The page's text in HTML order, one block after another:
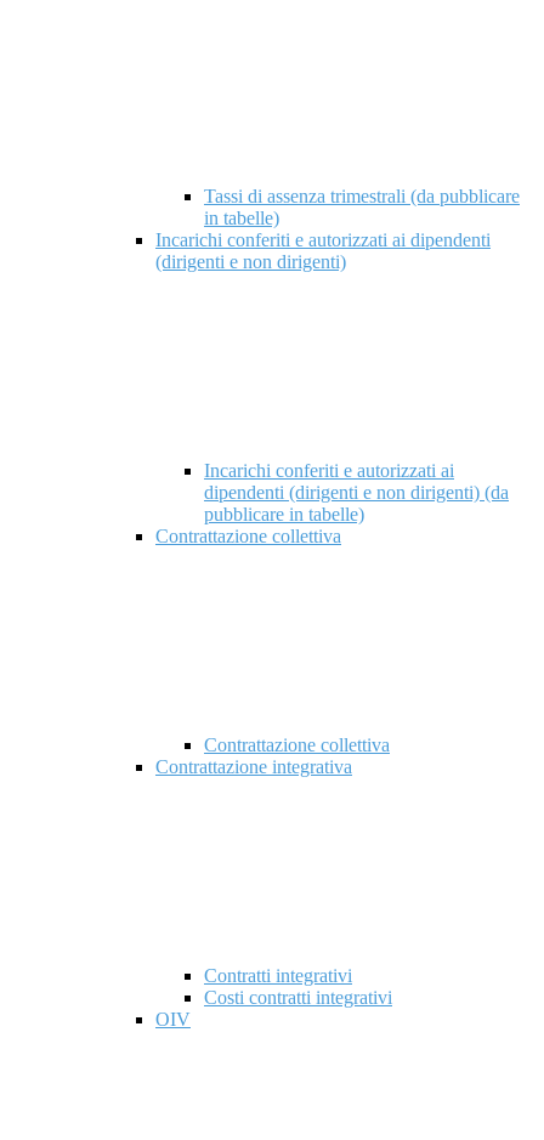
Tassi di assenza trimestrali (da pubblicare
in tabelle)
Incarichi conferiti e autorizzati ai dipendenti
(dirigenti e non dirigenti)
Incarichi conferiti e autorizzati ai
dipendenti (dirigenti e non dirigenti) (da
pubblicare in tabelle)
Contrattazione collettiva
Contrattazione collettiva
Contrattazione integrativa
Contratti integrativi
Costi contratti integrativi
OIV